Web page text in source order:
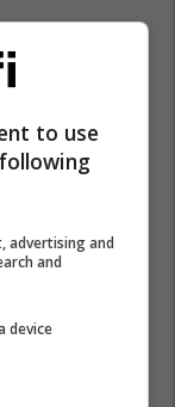
to use
advertising and
and
device